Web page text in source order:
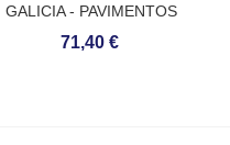
GALICIA - PAVIMENTOS
CONTÍNUOS DE QUARTZO
71,40 €